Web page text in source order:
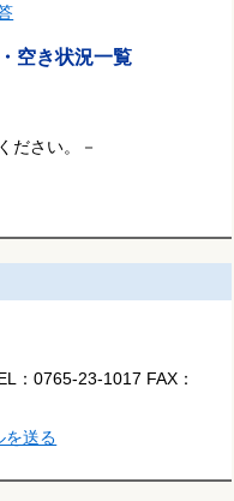
空き状況一覧
ださい。－
：0765-23-1017 FAX：
を送る